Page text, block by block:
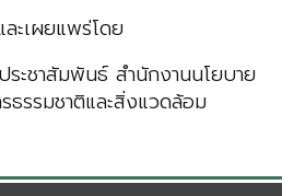
ะเผยแพร่โดย
ระชาสัมพันธ์ สำนักงานนโยบาย
ธรรมชาติและสิ่งแวดล้อม